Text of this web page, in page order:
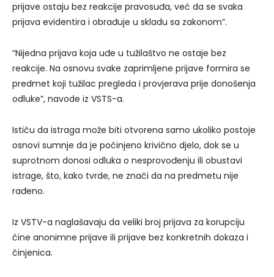
prijave ostaju bez reakcije pravosuđa, već da se svaka
prijava evidentira i obrađuje u skladu sa zakonom”.
“Nijedna prijava koja uđe u tužilaštvo ne ostaje bez
reakcije. Na osnovu svake zaprimljene prijave formira se
predmet koji tužilac pregleda i provjerava prije donošenja
odluke”, navode iz VSTS-a.
Ističu da istraga može biti otvorena samo ukoliko postoje
osnovi sumnje da je počinjeno krivično djelo, dok se u
suprotnom donosi odluka o nesprovođenju ili obustavi
istrage, što, kako tvrde, ne znači da na predmetu nije
rađeno.
Iz VSTV-a naglašavaju da veliki broj prijava za korupciju
čine anonimne prijave ili prijave bez konkretnih dokaza i
činjenica.